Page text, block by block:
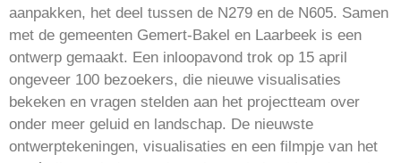
aanpakken, het deel tussen de N279 en de N605. Samen
met de gemeenten Gemert-Bakel en Laarbeek is een
ontwerp gemaakt. Een inloopavond trok op 15 april
ongeveer 100 bezoekers, die nieuwe visualisaties
bekeken en vragen stelden aan het projectteam over
onder meer geluid en landschap. De nieuwste
ontwerptekeningen, visualisaties en een filmpje van het